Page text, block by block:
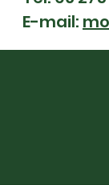
E-mail: